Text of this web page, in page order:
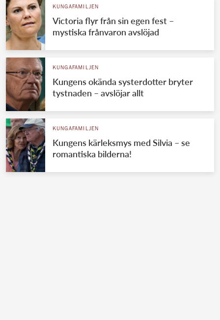
KUNGAFAMILJEN
Victoria flyr från sin egen fest –
mystiska frånvaron avslöjad
KUNGAFAMILJEN
Kungens okända systerdotter bryter
tystnaden – avslöjar allt
KUNGAFAMILJEN
Kungens kärleksmys med Silvia – se
romantiska bilderna!